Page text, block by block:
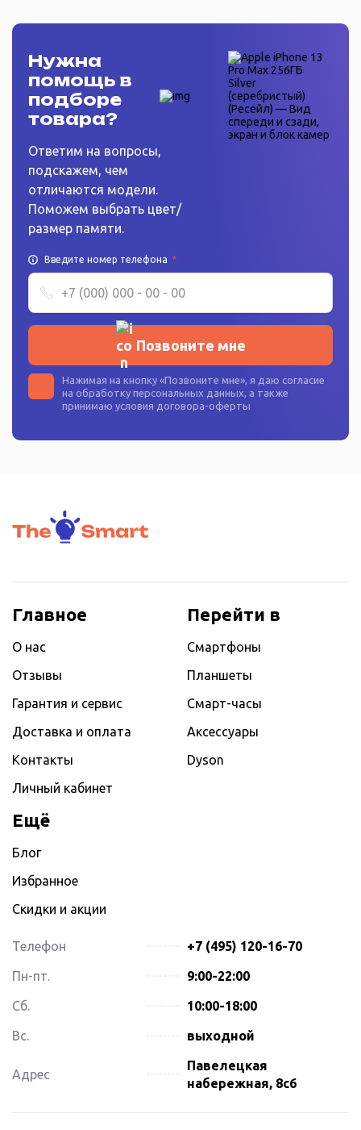
Нужна
помощь в
подборе
товара?
Ответим на вопросы,
подскажем, чем
отличаются модели.
Поможем выбрать цвет/
размер памяти.
Введите номер телефона *
Позвоните мне
Нажимая на кнопку «Позвоните мне», я даю согласие
на обработку персональных данных, а также
принимаю условия договора-оферты
Главное
О нас
Отзывы
Гарантия и сервис
Доставка и оплата
Контакты
Личный кабинет
Перейти в
Смартфоны
Планшеты
Смарт-часы
Аксессуары
Dyson
Ещё
Блог
Избранное
Скидки и акции
Телефон +7 (495) 120-16-70
Пн-пт. 9:00-22:00
Сб. 10:00-18:00
Вс. выходной
Адрес
Павелецкая
набережная, 8с6